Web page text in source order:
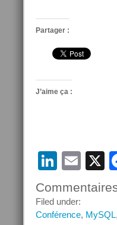
Partager :
J’aime ça :
X
Filed under:
Conférence, MySQL,